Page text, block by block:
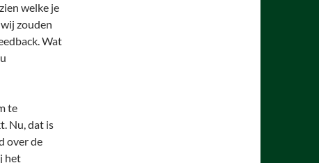
welke je
zouden
Wat
te
Nu, dat is
over de
het